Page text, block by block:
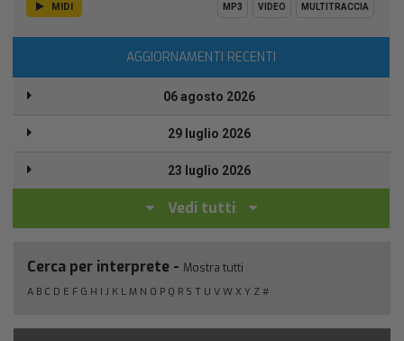
MIDI MP3 VIDEO MULTITRACCIA
AGGIORNAMENTI RECENTI
06 agosto 2026
29 luglio 2026
23 luglio 2026
Vedi tutti
Cerca per interprete - Mostra tutti
A B C D E F G H I J K L M N O P Q R S T U V W X Y Z #